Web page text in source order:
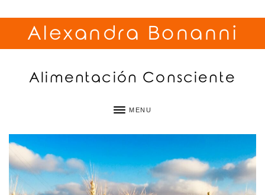
Alexandra Bonanni
Alimentación Consciente
MENU